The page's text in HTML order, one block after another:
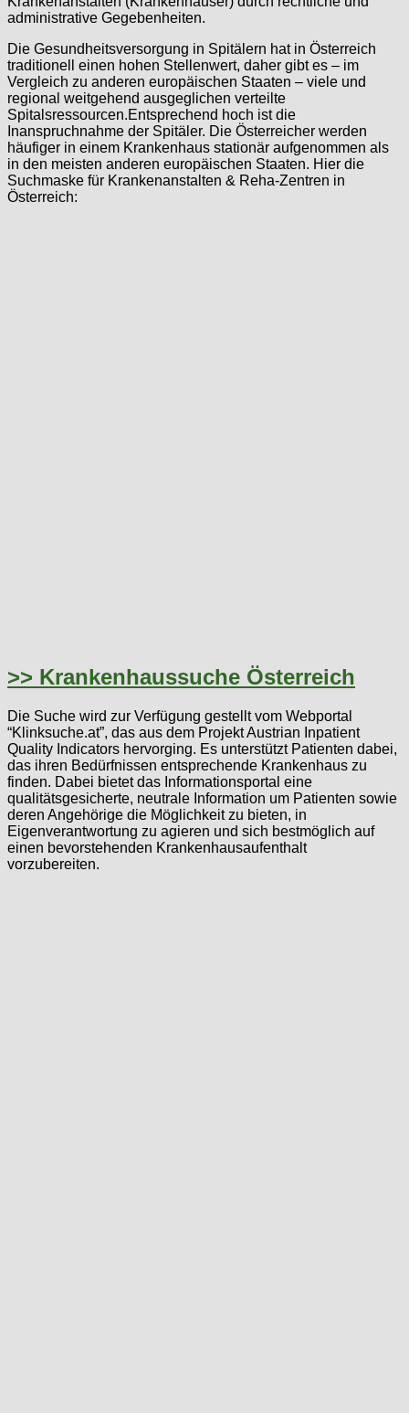
administrative Gegebenheiten.
Die Gesundheitsversorgung in Spitälern hat in Österreich
traditionell einen hohen Stellenwert, daher gibt es – im
Vergleich zu anderen europäischen Staaten – viele und
regional weitgehend ausgeglichen verteilte
Spitalsressourcen.Entsprechend hoch ist die
Inanspruchnahme der Spitäler. Die Österreicher werden
häufiger in einem Krankenhaus stationär aufgenommen als
in den meisten anderen europäischen Staaten. Hier die
Suchmaske für Krankenanstalten & Reha-Zentren in
Österreich:
>> Krankenhaussuche Österreich
Die Suche wird zur Verfügung gestellt vom Webportal
“Klinksuche.at”, das aus dem Projekt Austrian Inpatient
Quality Indicators hervorging. Es unterstützt Patienten dabei,
das ihren Bedürfnissen entsprechende Krankenhaus zu
finden. Dabei bietet das Informationsportal eine
qualitätsgesicherte, neutrale Information um Patienten sowie
deren Angehörige die Möglichkeit zu bieten, in
Eigenverantwortung zu agieren und sich bestmöglich auf
einen bevorstehenden Krankenhausaufenthalt
vorzubereiten.